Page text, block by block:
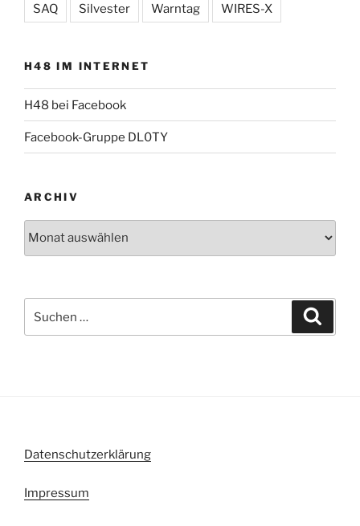
SAQ Silvester Warntag WIRES-X
H48 IM INTERNET
H48 bei Facebook
Facebook-Gruppe DL0TY
ARCHIV
nach:
Datenschutzerklärung
Impressum